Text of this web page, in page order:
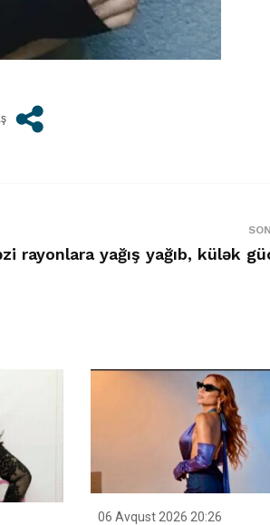
rayonlara yağış yağıb, külək
06 Avqust 2026 20:26